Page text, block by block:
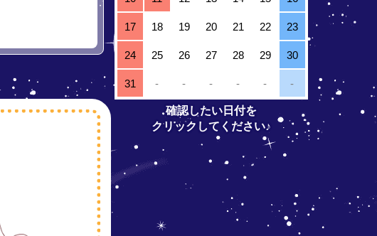
17 18 19 20 21 22 23
24 25 26 27 28 29 30
31 - - - - - -
確認したい日付を
クリックしてください♪